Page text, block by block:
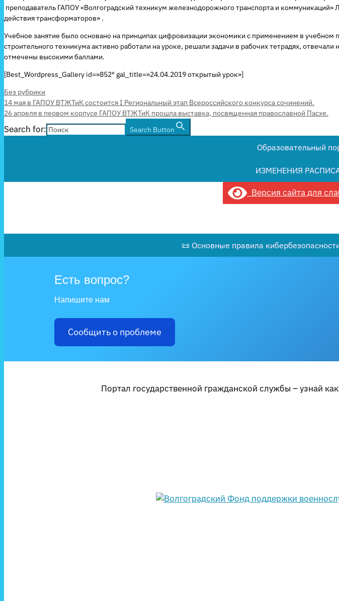
преподаватель ГАПОУ «Волгоградский техникум железнодорожного транспорта и
действия трансформаторов» .
Учебное занятие было основано на принципах цифровизации экономики с применением в учебном
строительного техникума активно работали на уроке, решали задачи в рабочих тетрадях,
отмечены высокими баллами.
[Best_Wordpress_Gallery id=»852″ gal_title=»24.04.2019 открытый урок»]
Рубрики
Без рубрики
14 мая в ГАПОУ ВТЖТиК состоится I Региональный этап Всероссийского конкурса сочинений.
26 апреля в первом корпусе ГАПОУ ВТЖТиК прошла выставка, посвященная православной Пасхе.
Search for: Search Button
Образовательный
ИЗМЕНЕНИЯ
Версия сайта для
📜 Основные правила
Есть вопрос?
Напишите нам
Сообщить о проблеме
Портал государственной гражданской службы – узнай